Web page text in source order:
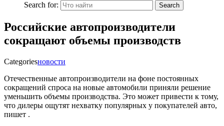
Search for:
Search
Российские автопроизводители
сокращают объемы производств
Categoriesновости
Отечественные автопроизводители на фоне постоянных
сокращений спроса на новые автомобили приняли решение
уменьшить объемы производства. Это может привести к тому,
что дилеры ощутят нехватку популярных у покупателей авто,
пишет .